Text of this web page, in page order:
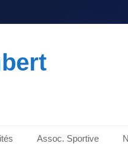
Assoc. Sportive